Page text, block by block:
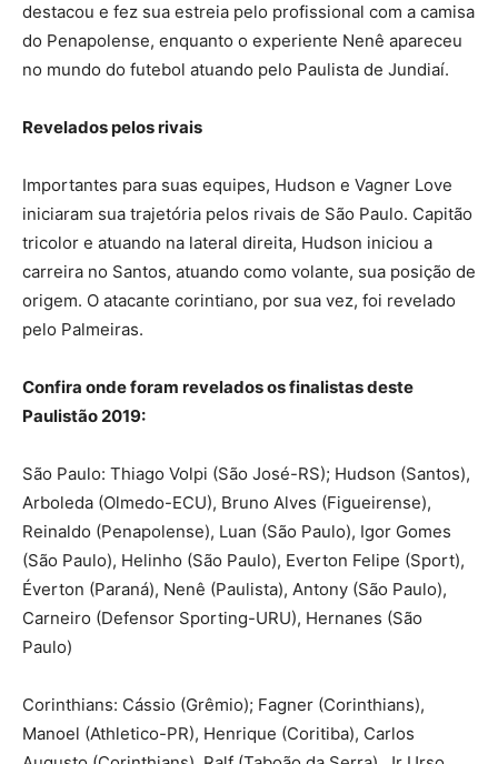
destacou e fez sua estreia pelo profissional com a camisa
do Penapolense, enquanto o experiente Nenê apareceu
no mundo do futebol atuando pelo Paulista de Jundiaí.
Revelados pelos rivais
Importantes para suas equipes, Hudson e Vagner Love
iniciaram sua trajetória pelos rivais de São Paulo. Capitão
tricolor e atuando na lateral direita, Hudson iniciou a
carreira no Santos, atuando como volante, sua posição de
origem. O atacante corintiano, por sua vez, foi revelado
pelo Palmeiras.
Confira onde foram revelados os finalistas deste
Paulistão 2019:
São Paulo: Thiago Volpi (São José-RS); Hudson (Santos),
Arboleda (Olmedo-ECU), Bruno Alves (Figueirense),
Reinaldo (Penapolense), Luan (São Paulo), Igor Gomes
(São Paulo), Helinho (São Paulo), Everton Felipe (Sport),
Éverton (Paraná), Nenê (Paulista), Antony (São Paulo),
Carneiro (Defensor Sporting-URU), Hernanes (São
Paulo)
Corinthians: Cássio (Grêmio); Fagner (Corinthians),
Manoel (Athletico-PR), Henrique (Coritiba), Carlos